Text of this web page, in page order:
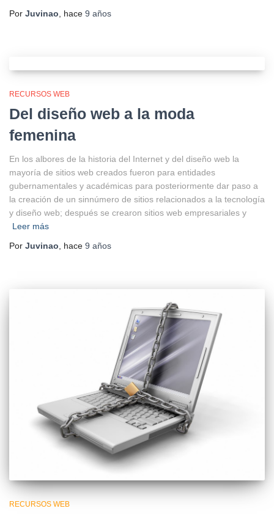
Por Juvinao , hace 9 años
RECURSOS WEB
Del diseño web a la moda
femenina
En los albores de la historia del Internet y del diseño web la
mayoría de sitios web creados fueron para entidades
gubernamentales y académicas para posteriormente dar paso a
la creación de un sinnúmero de sitios relacionados a la tecnología
y diseño web; después se crearon sitios web empresariales y
Leer más
Por Juvinao , hace 9 años
RECURSOS WEB